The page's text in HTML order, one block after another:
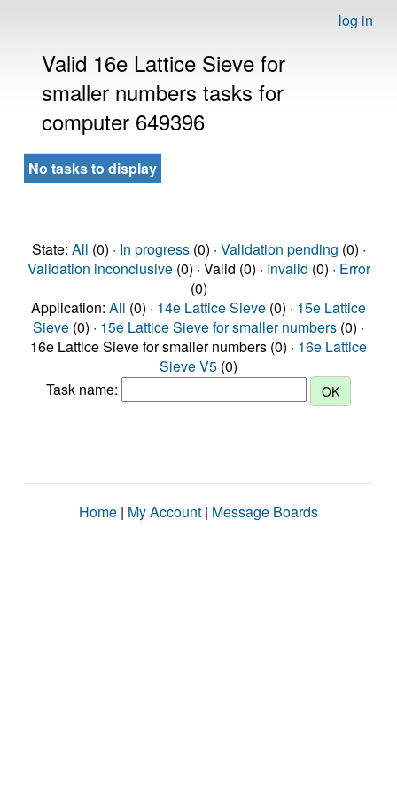
log in
Valid 16e Lattice Sieve for
smaller numbers tasks for
computer 649396
No tasks to display
State: All (0) · In progress(0) · Validation pending (0) ·
Validation inconclusive(0) · Valid (0) · Invalid (0) · Error
(0)
Application: All (0) · 14e Lattice Sieve (0) · 15e Lattice
Sieve (0) · 15e Lattice Sieve for smaller numbers (0) ·
16e Lattice Sieve for smaller numbers (0) · 16e Lattice
Sieve V5 (0)
Task name:
Home | My Account | Message Boards